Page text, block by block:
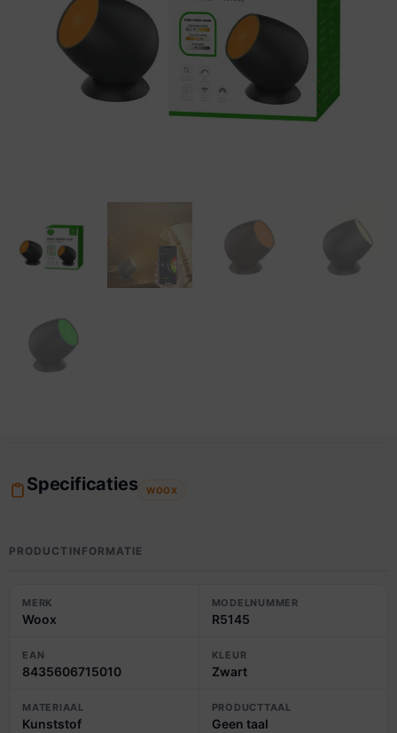
Specificaties WOOX
PRODUCTINFORMATIE
MERK
Woox
MODELNUMMER
R5145
EAN
8435606715010
KLEUR
Zwart
MATERIAAL
Kunststof
PRODUCTTAAL
Geen taal